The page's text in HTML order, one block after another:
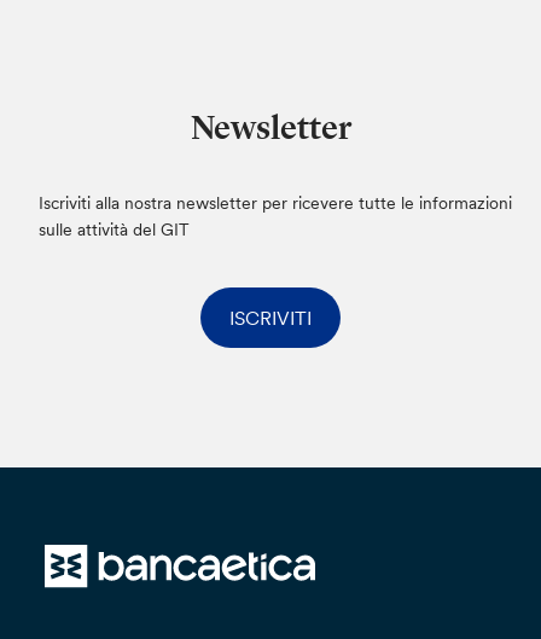
Newsletter
Iscriviti alla nostra newsletter per ricevere tutte le informazioni
sulle attività del GIT
ISCRIVITI